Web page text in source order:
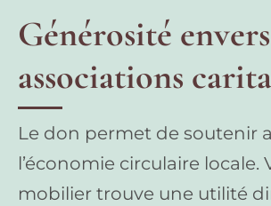
Générosité
associations
Le don permet de soutenir
l’économie circulaire locale.
mobilier trouve une utilité